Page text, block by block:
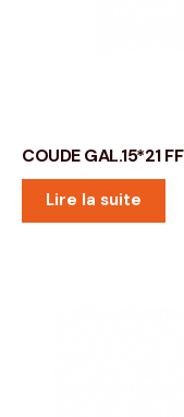
COUDE GAL.15*21 FF
Lire la suite